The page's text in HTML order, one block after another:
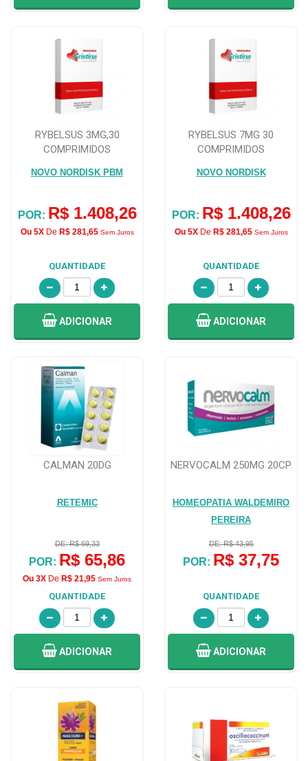
RYBELSUS 3MG,30
COMPRIMIDOS
NOVO NORDISK PBM
POR: R$ 1.408,26
Ou 5XDe R$ 281,65 Sem Juros
QUANTIDADE
ADICIONAR
RYBELSUS 7MG 30
COMPRIMIDOS
NOVO NORDISK
POR: R$ 1.408,26
Ou 5XDe R$ 281,65 Sem Juros
QUANTIDADE
ADICIONAR
CALMAN 20DG
RETEMIC
DE: R$ 69,33
POR: R$ 65,86
Ou 3X De R$ 21,95 Sem Juros
QUANTIDADE
ADICIONAR
NERVOCALM 250MG 20CP
HOMEOPATIA WALDEMIRO
PEREIRA
DE: R$ 43,95
POR: R$ 37,75
QUANTIDADE
ADICIONAR